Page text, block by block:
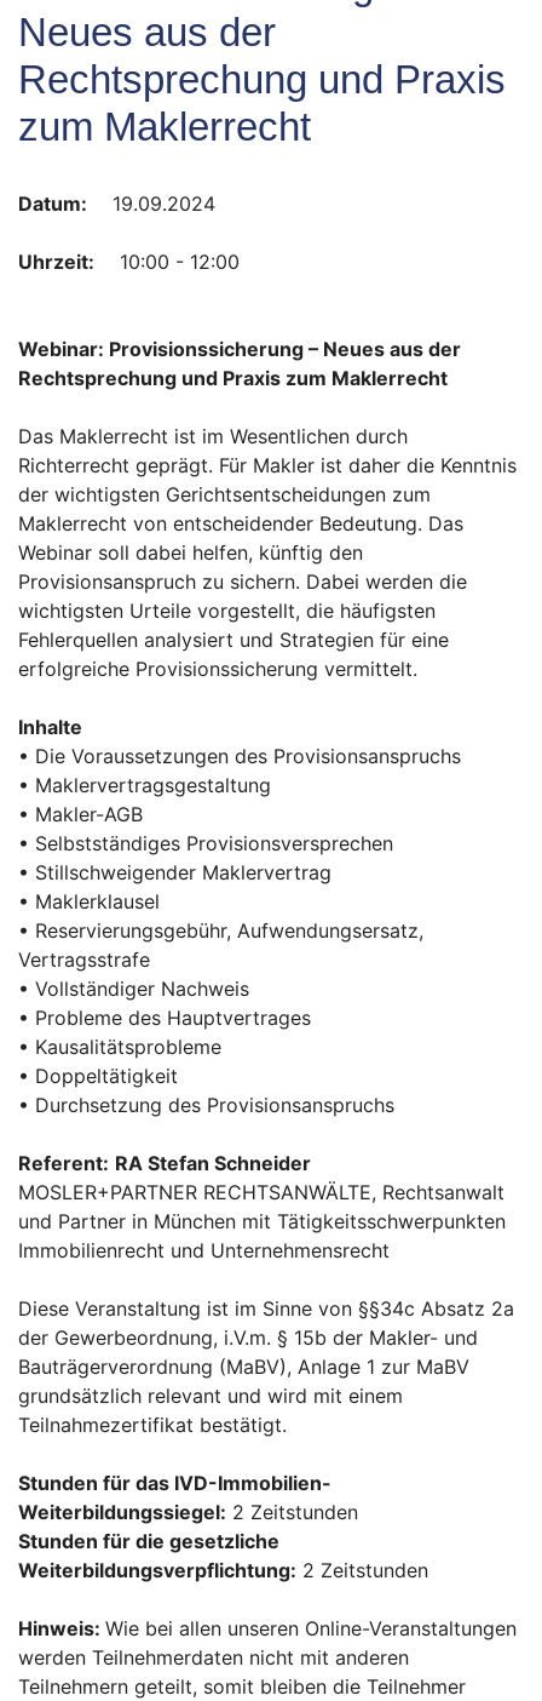
Neues aus der
Rechtsprechung und Praxis
zum Maklerrecht
Datum: 19.09.2024
Uhrzeit: 10:00 - 12:00
Webinar: Provisionssicherung – Neues aus der
Rechtsprechung und Praxis zum Maklerrecht
Das Maklerrecht ist im Wesentlichen durch
Richterrecht geprägt. Für Makler ist daher die Kenntnis
der wichtigsten Gerichtsentscheidungen zum
Maklerrecht von entscheidender Bedeutung. Das
Webinar soll dabei helfen, künftig den
Provisionsanspruch zu sichern. Dabei werden die
wichtigsten Urteile vorgestellt, die häufigsten
Fehlerquellen analysiert und Strategien für eine
erfolgreiche Provisionssicherung vermittelt.
Inhalte
• Die Voraussetzungen des Provisionsanspruchs
• Maklervertragsgestaltung
• Makler-AGB
• Selbstständiges Provisionsversprechen
• Stillschweigender Maklervertrag
• Maklerklausel
• Reservierungsgebühr, Aufwendungsersatz,
Vertragsstrafe
• Vollständiger Nachweis
• Probleme des Hauptvertrages
• Kausalitätsprobleme
• Doppeltätigkeit
• Durchsetzung des Provisionsanspruchs
Referent: RA Stefan Schneider
MOSLER+PARTNER RECHTSANWÄLTE, Rechtsanwalt
und Partner in München mit Tätigkeitsschwerpunkten
Immobilienrecht und Unternehmensrecht
Diese Veranstaltung ist im Sinne von §§34c Absatz 2a
der Gewerbeordnung, i.V.m. § 15b der Makler- und
Bauträgerverordnung (MaBV), Anlage 1 zur MaBV
grundsätzlich relevant und wird mit einem
Teilnahmezertifikat bestätigt.
Stunden für das IVD-Immobilien-
Weiterbildungssiegel: 2 Zeitstunden
Stunden für die gesetzliche
Weiterbildungsverpflichtung: 2 Zeitstunden
Hinweis: Wie bei allen unseren Online-Veranstaltungen
werden Teilnehmerdaten nicht mit anderen
Teilnehmern geteilt, somit bleiben die Teilnehmer